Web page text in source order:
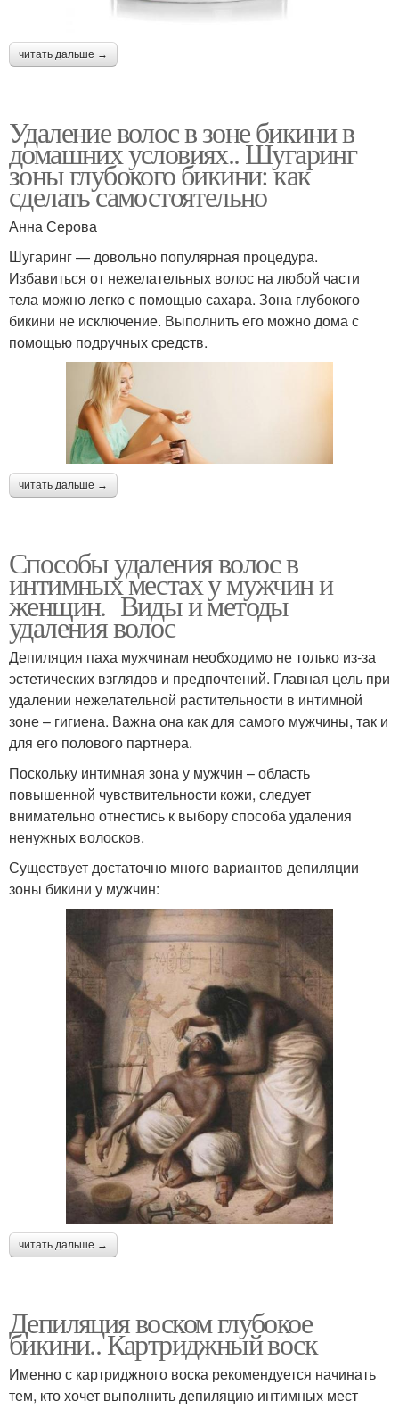
читать дальше →
Удаление волос в зоне бикини в
домашних условиях.. Шугаринг
зоны глубокого бикини: как
сделать самостоятельно
Анна Серова
Шугаринг — довольно популярная процедура.
Избавиться от нежелательных волос на любой части
тела можно легко с помощью сахара. Зона глубокого
бикини не исключение. Выполнить его можно дома с
помощью подручных средств.
читать дальше →
Способы удаления волос в
интимных местах у мужчин и
женщин. Виды и методы
удаления волос
Депиляция паха мужчинам необходимо не только из-за
эстетических взглядов и предпочтений. Главная цель при
удалении нежелательной растительности в интимной
зоне – гигиена. Важна она как для самого мужчины, так и
для его полового партнера.
Поскольку интимная зона у мужчин – область
повышенной чувствительности кожи, следует
внимательно отнестись к выбору способа удаления
ненужных волосков.
Существует достаточно много вариантов депиляции
зоны бикини у мужчин:
читать дальше →
Депиляция воском глубокое
бикини.. Картриджный воск
Именно с картриджного воска рекомендуется начинать
тем, кто хочет выполнить депиляцию интимных мест